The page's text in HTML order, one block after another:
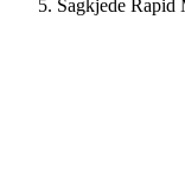
Sagkjede Rapid